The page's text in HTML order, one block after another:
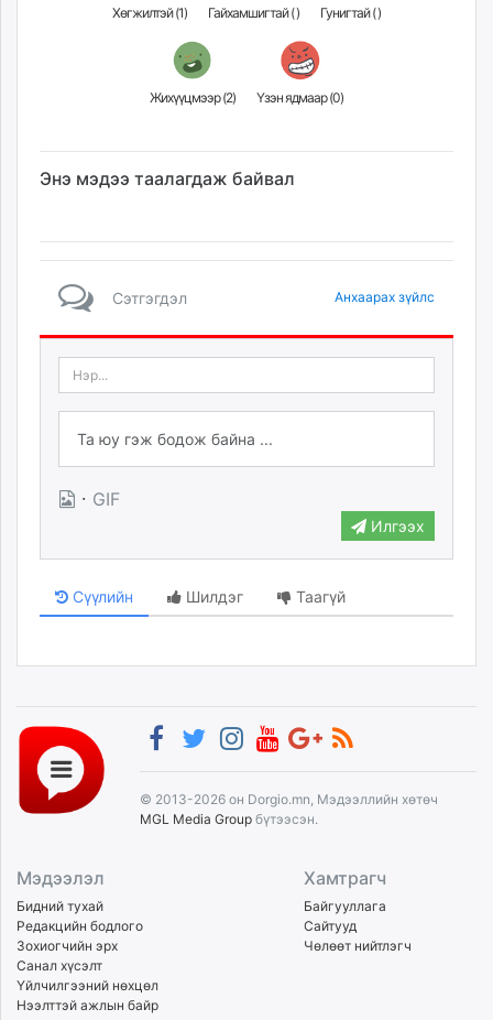
Хөгжилтэй (1) Гайхамшигтай () Гунигтай ()
Жихүүцмээр (2) Үзэн ядмаар (0)
Энэ мэдээ таалагдаж байвал
Сэтгэгдэл Анхаарах зүйлс
· GIF
Илгээх
Сүүлийн Шилдэг Таагүй
© 2013-2026 он Dorgio.mn, Мэдээллийн хөтөч
MGL Media Group бүтээсэн.
Мэдээлэл
Бидний тухай
Редакцийн бодлого
Зохиогчийн эрх
Санал хүсэлт
Үйлчилгээний нөхцөл
Нээлттэй ажлын байр
Хамтрагч
Байгууллага
Сайтууд
Чөлөөт нийтлэгч